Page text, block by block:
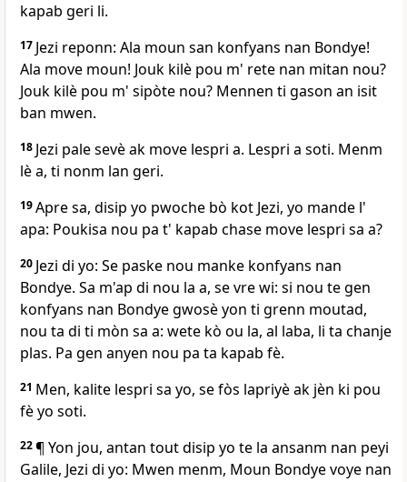
kapab geri li.
17 Jezi reponn: Ala moun san konfyans nan Bondye!
Ala move moun! Jouk kilè pou m' rete nan mitan nou?
Jouk kilè pou m' sipòte nou? Mennen ti gason an isit
ban mwen.
18 Jezi pale sevè ak move lespri a. Lespri a soti. Menm
lè a, ti nonm lan geri.
19Apre sa, disip yo pwoche bò kot Jezi, yo mande l'
apa: Poukisa nou pa t' kapab chase move lespri sa a?
20 Jezi di yo: Se paske nou manke konfyans nan
Bondye. Sa m'ap di nou la a, se vre wi: si nou te gen
konfyans nan Bondye gwosè yon ti grenn moutad,
nou ta di ti mòn sa a: wete kò ou la, al laba, li ta chanje
plas. Pa gen anyen nou pa ta kapab fè.
21 Men, kalite lespri sa yo, se fòs lapriyè ak jèn ki pou
fè yo soti.
22¶ Yon jou, antan tout disip yo te la ansanm nan peyi
Galile, Jezi di yo: Mwen menm, Moun Bondye voye nan